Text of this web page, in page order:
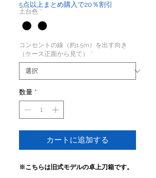
5点以上まとめ購入で20％割引
土台色 *
コンセントの線（約1.5m）を出す向き
（ケース正面から見て）
*
数量 *
カートに追加する
※こちらは旧式モデルの卓上刀箱です。